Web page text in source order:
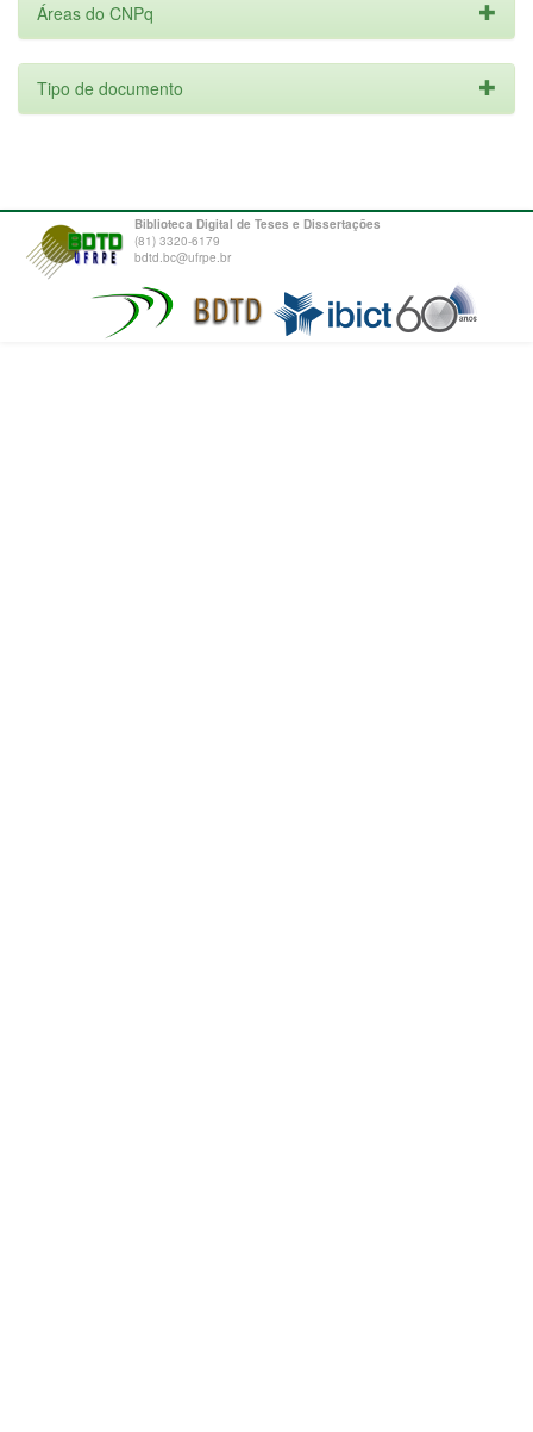
Áreas do CNPq
Tipo de documento
Biblioteca Digital de Teses e Dissertações
(81) 3320-6179
bdtd.bc@ufrpe.br